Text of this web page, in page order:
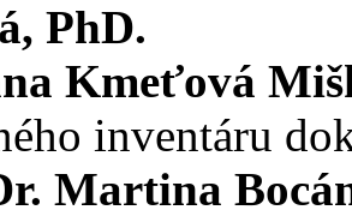
PhD.
Kmeťová
inventáru
Martina